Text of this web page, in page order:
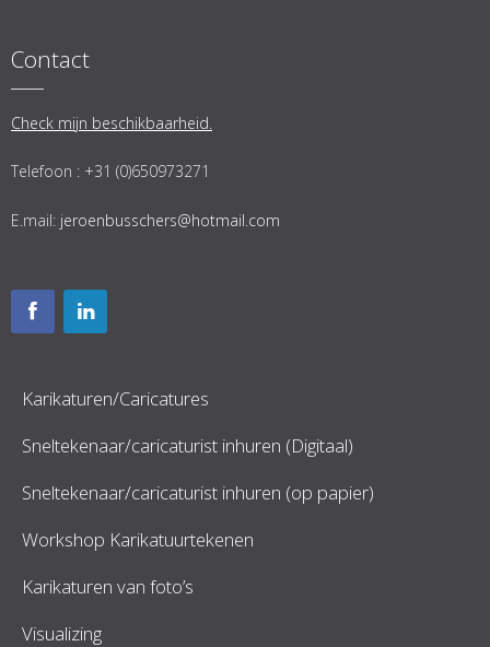
Contact
Check mijn beschikbaarheid.
Telefoon : +31 (0)650973271
E.mail: jeroenbusschers@hotmail.com
Karikaturen/Caricatures
Sneltekenaar/caricaturist inhuren (Digitaal)
Sneltekenaar/caricaturist inhuren (op papier)
Workshop Karikatuurtekenen
Karikaturen van foto’s
Visualizing